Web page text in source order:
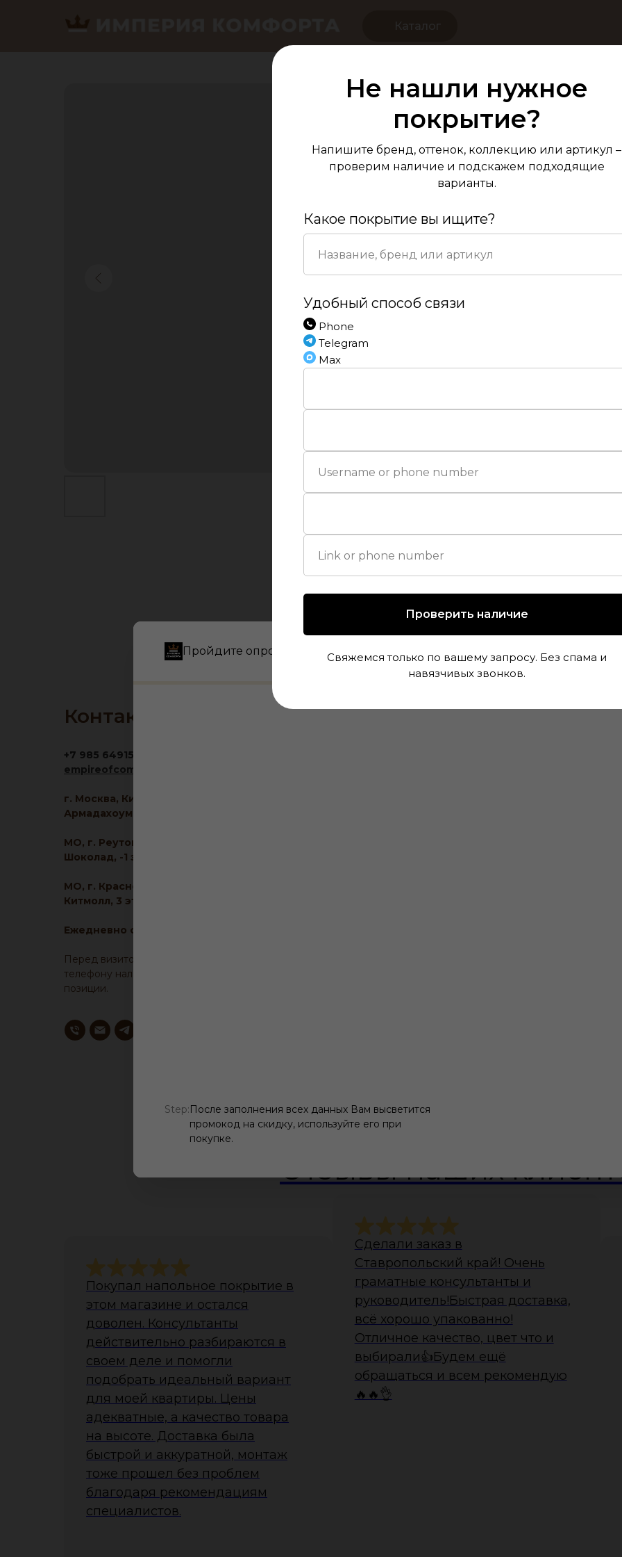
Каталог
Пройдите опрос и получите скидку до 20%
Step:После заполнения всех данных Вам высветится
промокод на скидку, используйте его при
покупке.
Ламинат ПВХ
Напольные
Тип
Не нашли нужное
покрытие?
Напишите бренд, оттенок, коллекцию или артикул –
проверим наличие и подскажем подходящие
варианты.
Какое покрытие вы ищите?
Удобный способ связи
Phone
Telegram
Max
Проверить наличие
Свяжемся только по вашему запросу. Без спама и
навязчивых звонков.
Контакты
+7 985 6491516
empireofcomfort@yandex.ru
г. Москва, Кировоградская ул., 11, корп. 1, ТЦ
Армадахоум, 1 этаж
МО, г. Реутов, МКАД 2-й км, д. 2, ТРЦ
Шоколад, -1 этаж
МО, г. Красногорск, ул. Ленина, д. 2, ТЦ
Китмолл, 3 этаж
Ежедневно с 10:00 до 21:00
Перед визитом, уточните у менеджера по
телефону наличие образца понравившейся
позиции.
Отзывы наших
Покупал напольное покрытие в
этом магазине и остался
доволен. Консультанты
действительно разбираются в
своем деле и помогли
подобрать идеальный вариант
для моей квартиры. Цены
адекватные, а качество товара
на высоте. Доставка была
быстрой и аккуратной, монтаж
тоже прошел без проблем
благодаря рекомендациям
специалистов.
Сделали заказ в
Ставропольский край! Очень
граматные консультанты и
руководитель!Быстрая доставка,
всё хорошо упакованно!
Отличное качество, цвет что и
выбирали👍Будем ещё
обращаться и всем рекомендую
🔥🔥👌